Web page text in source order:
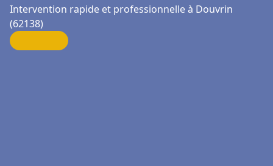
Intervention rapide et professionnelle à Douvrin
(62138)